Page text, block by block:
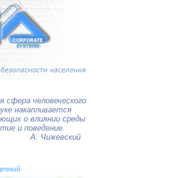
сфера человеческого
накапливается
о влиянии среды
и поведение.
А. Чижевский